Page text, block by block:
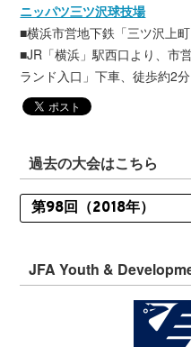
ニッパツ三ツ沢球技場
■横浜市営地下鉄「三ツ沢上
■JR「横浜」駅西口より、市
ランド入口」下車、徒歩約2分
過去の大会はこちら
JFA Youth &